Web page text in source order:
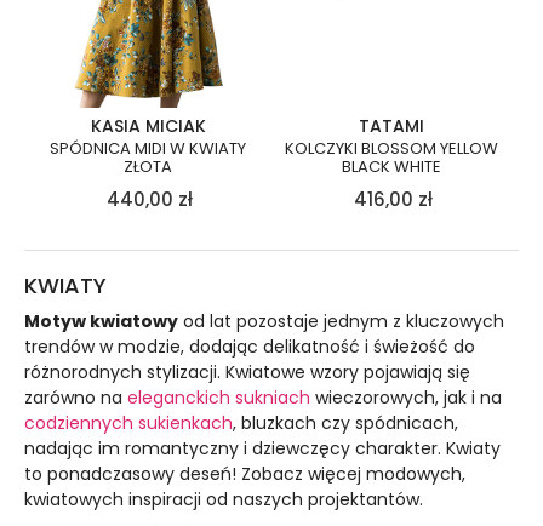
KASIA MICIAK
SPÓDNICA MIDI W KWIATY
ZŁOTA
440,00 zł
TATAMI
KOLCZYKI BLOSSOM YELLOW
BLACK WHITE
416,00 zł
KWIATY
Motyw kwiatowy od lat pozostaje jednym z kluczowych
trendów w modzie, dodając delikatność i świeżość do
różnorodnych stylizacji. Kwiatowe wzory pojawiają się
zarówno na eleganckich sukniach wieczorowych, jak i na
codziennych sukienkach, bluzkach czy spódnicach,
nadając im romantyczny i dziewczęcy charakter. Kwiaty
to ponadczasowy deseń! Zobacz więcej modowych,
kwiatowych inspiracji od naszych projektantów.